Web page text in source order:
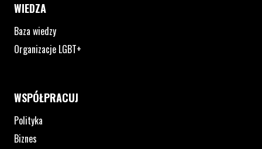
WIEDZA
Baza wiedzy
Organizacje LGBT+
WSPÓŁPRACUJ
Polityka
Biznes